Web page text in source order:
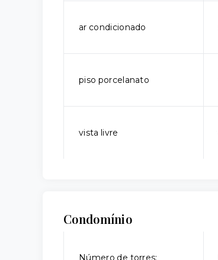
ar condicionado
piso porcelanato
vista livre
Condomínio
Número de torres: